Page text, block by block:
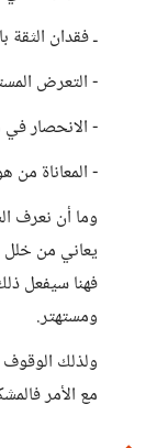
ـ فقدان
- التعرض
- الانحصار في
- المعاناة
وما أن نعرف
يعاني من خلل
فهنا سيفعل
ومستهتر.
ولذلك
مع الأمر